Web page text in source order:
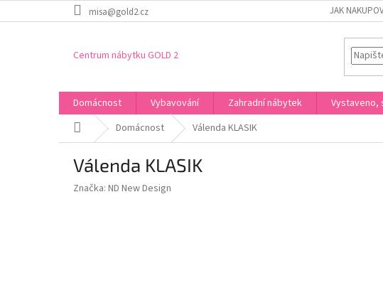
na
misa@gold2.cz JAK
Centrum nábytku GOLD 2
Domácnost Vybavování Zahradní nábytek Vystaveno,
Domů Domácnost Válenda KLASIK
Válenda KLASIK
Značka: ND New Design